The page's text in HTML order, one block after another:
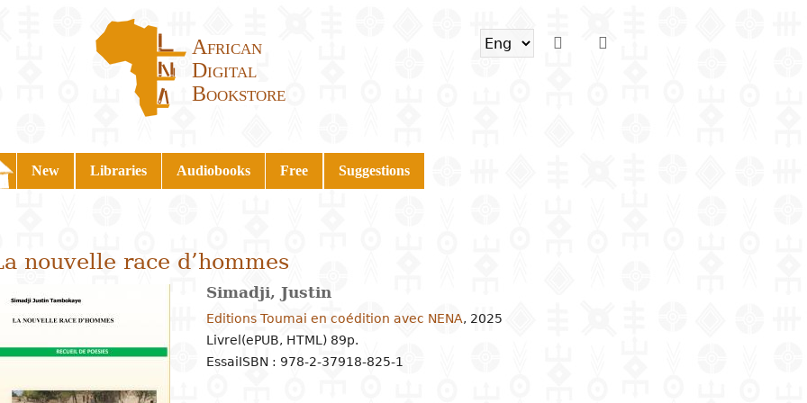
African
Digital
Bookstore
New Libraries Audiobooks Free Suggestions
nouvelle race d’hommes
Simadji, Justin
Editions Toumai en coédition avec NENA, 2025
Livrel(ePUB, HTML) 89p.
EssaiISBN : 978-2-37918-825-1